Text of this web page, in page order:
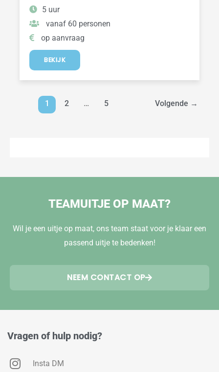
5 uur
vanaf 60 personen
op aanvraag
BEKIJK
1 2 … 5 Volgende →
TEAMUITJE OP MAAT?
Wil je een uitje op maat, ons team staat voor je klaar een
passend uitje te bedenken!
NEEM CONTACT OP
Vragen of hulp nodig?
Insta DM